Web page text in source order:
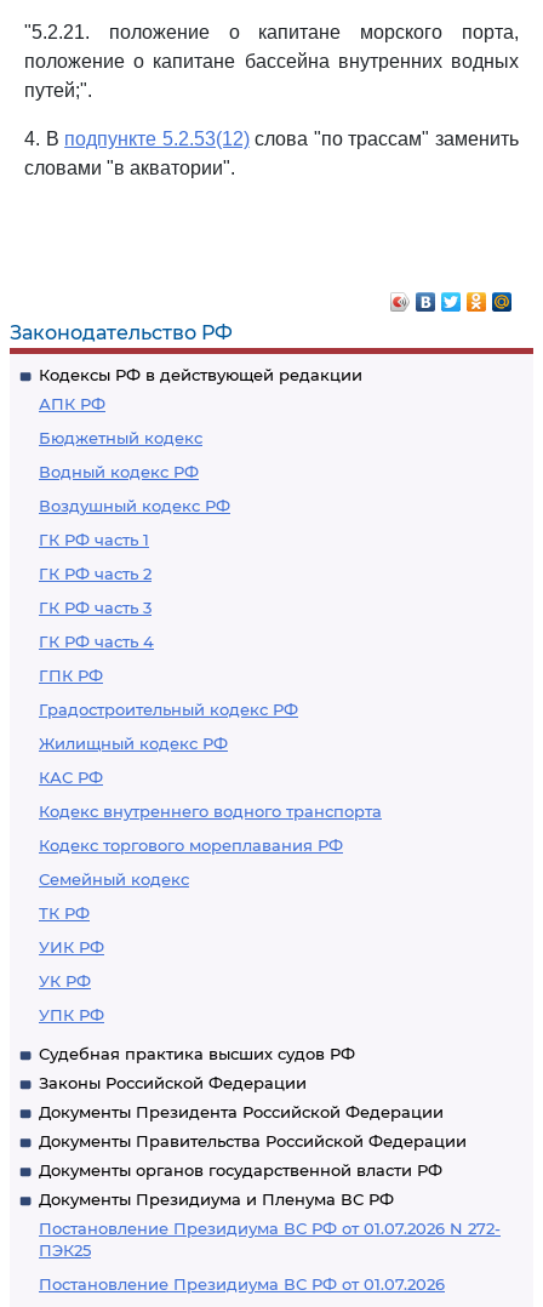
Законодательство РФ
Кодексы РФ в действующей редакции
АПК РФ
Бюджетный кодекс
Водный кодекс РФ
Воздушный кодекс РФ
ГК РФ часть 1
ГК РФ часть 2
ГК РФ часть 3
ГК РФ часть 4
ГПК РФ
Градостроительный кодекс РФ
Жилищный кодекс РФ
КАС РФ
Кодекс внутреннего водного транспорта
Кодекс торгового мореплавания РФ
Семейный кодекс
ТК РФ
УИК РФ
УК РФ
УПК РФ
Судебная практика высших судов РФ
Законы Российской Федерации
Документы Президента Российской Федерации
Документы Правительства Российской Федерации
Документы органов государственной власти РФ
Документы Президиума и Пленума ВС РФ
Постановление Президиума ВС РФ от 01.07.2026 N 272-
ПЭК25
Постановление Президиума ВС РФ от 01.07.2026
"5.2.21. положение о капитане морского порта,
положение о капитане бассейна внутренних водных
путей;".
4. В подпункте 5.2.53(12)слова "по трассам" заменить
словами "в акватории".